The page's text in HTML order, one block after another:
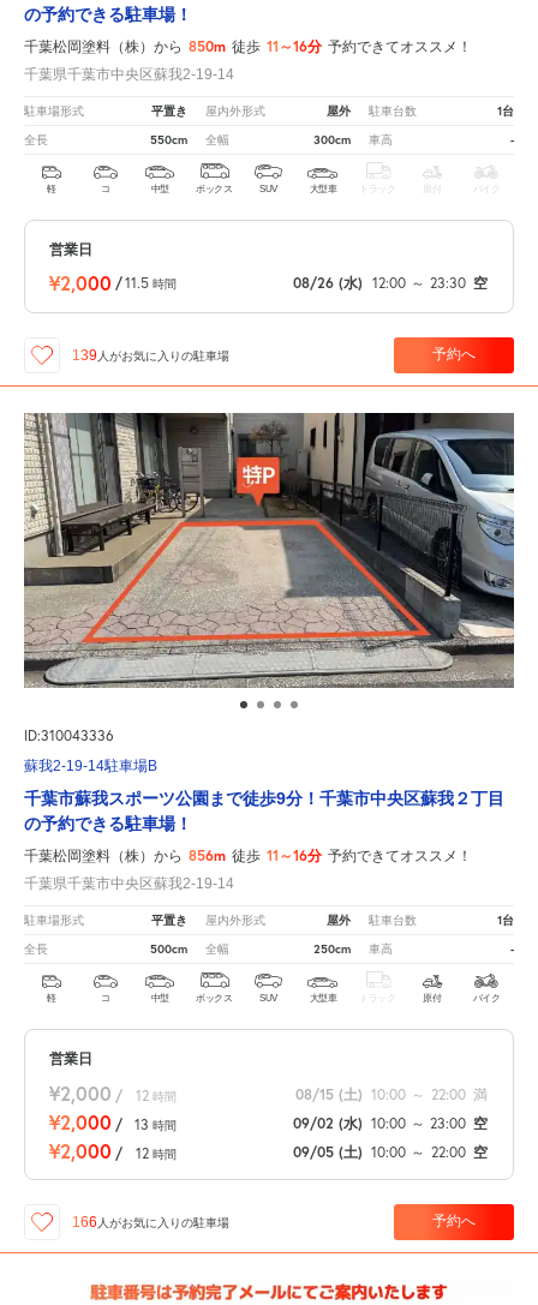
の予約できる駐車場！
千葉松岡塗料（株）から 850m 徒歩 11～16分 予約できてオススメ！
千葉県千葉市中央区蘇我2-19-14
駐車場形式 平置き 屋内外形式 屋外 駐車台数 1台
全長 550cm 全幅 300cm 車高 -
軽 コ 中型 ボックス SUV 大型車 トラック 原付 バイク
営業日
¥2,000 /11.5 時間 08/26 (水) 12:00 ～ 23:30 空
139 人がお気に入りの駐車場 予約へ
ID:310043336
蘇我2-19-14駐車場B
千葉市蘇我スポーツ公園まで徒歩9分！千葉市中央区蘇我２丁目
の予約できる駐車場！
千葉松岡塗料（株）から 856m 徒歩 11～16分 予約できてオススメ！
千葉県千葉市中央区蘇我2-19-14
駐車場形式 平置き 屋内外形式 屋外 駐車台数 1台
全長 500cm 全幅 250cm 車高 -
軽 コ 中型 ボックス SUV 大型車 トラック 原付 バイク
営業日
¥2,000 / 12 時間 08/15 (土) 10:00 ～ 22:00 満
¥2,000 / 13 時間 09/02 (水) 10:00 ～ 23:00 空
¥2,000 / 12 時間 09/05 (土) 10:00 ～ 22:00 空
166 人がお気に入りの駐車場 予約へ